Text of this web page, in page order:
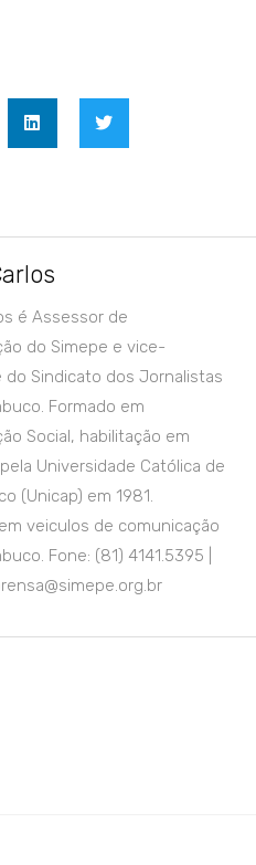
é Assessor de
do Simepe e vice-
do Sindicato dos Jornalistas
Formado em
Social, habilitação em
Universidade Católica de
(Unicap) em 1981.
veiculos de comunicação
Fone: (81) 4141.5395 |